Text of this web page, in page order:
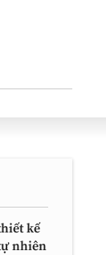
kế
nhiên